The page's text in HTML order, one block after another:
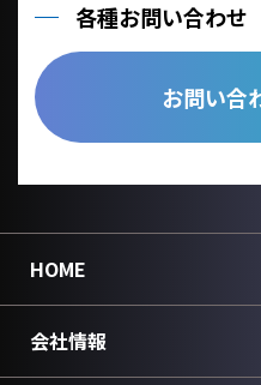
Cookie情報としましては、
個人情報のご入力は任意です
国華電機株式会社
各種お問い合わせ
お問い合
HOME
会社情報